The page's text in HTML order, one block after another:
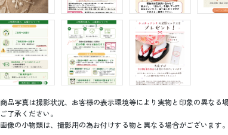
商品写真は撮影状況、お客様の表示環境等により実物と印象の異なる
ご了承ください。
画像の小物類は、撮影用の為お付けする物と異なる場合がございます。